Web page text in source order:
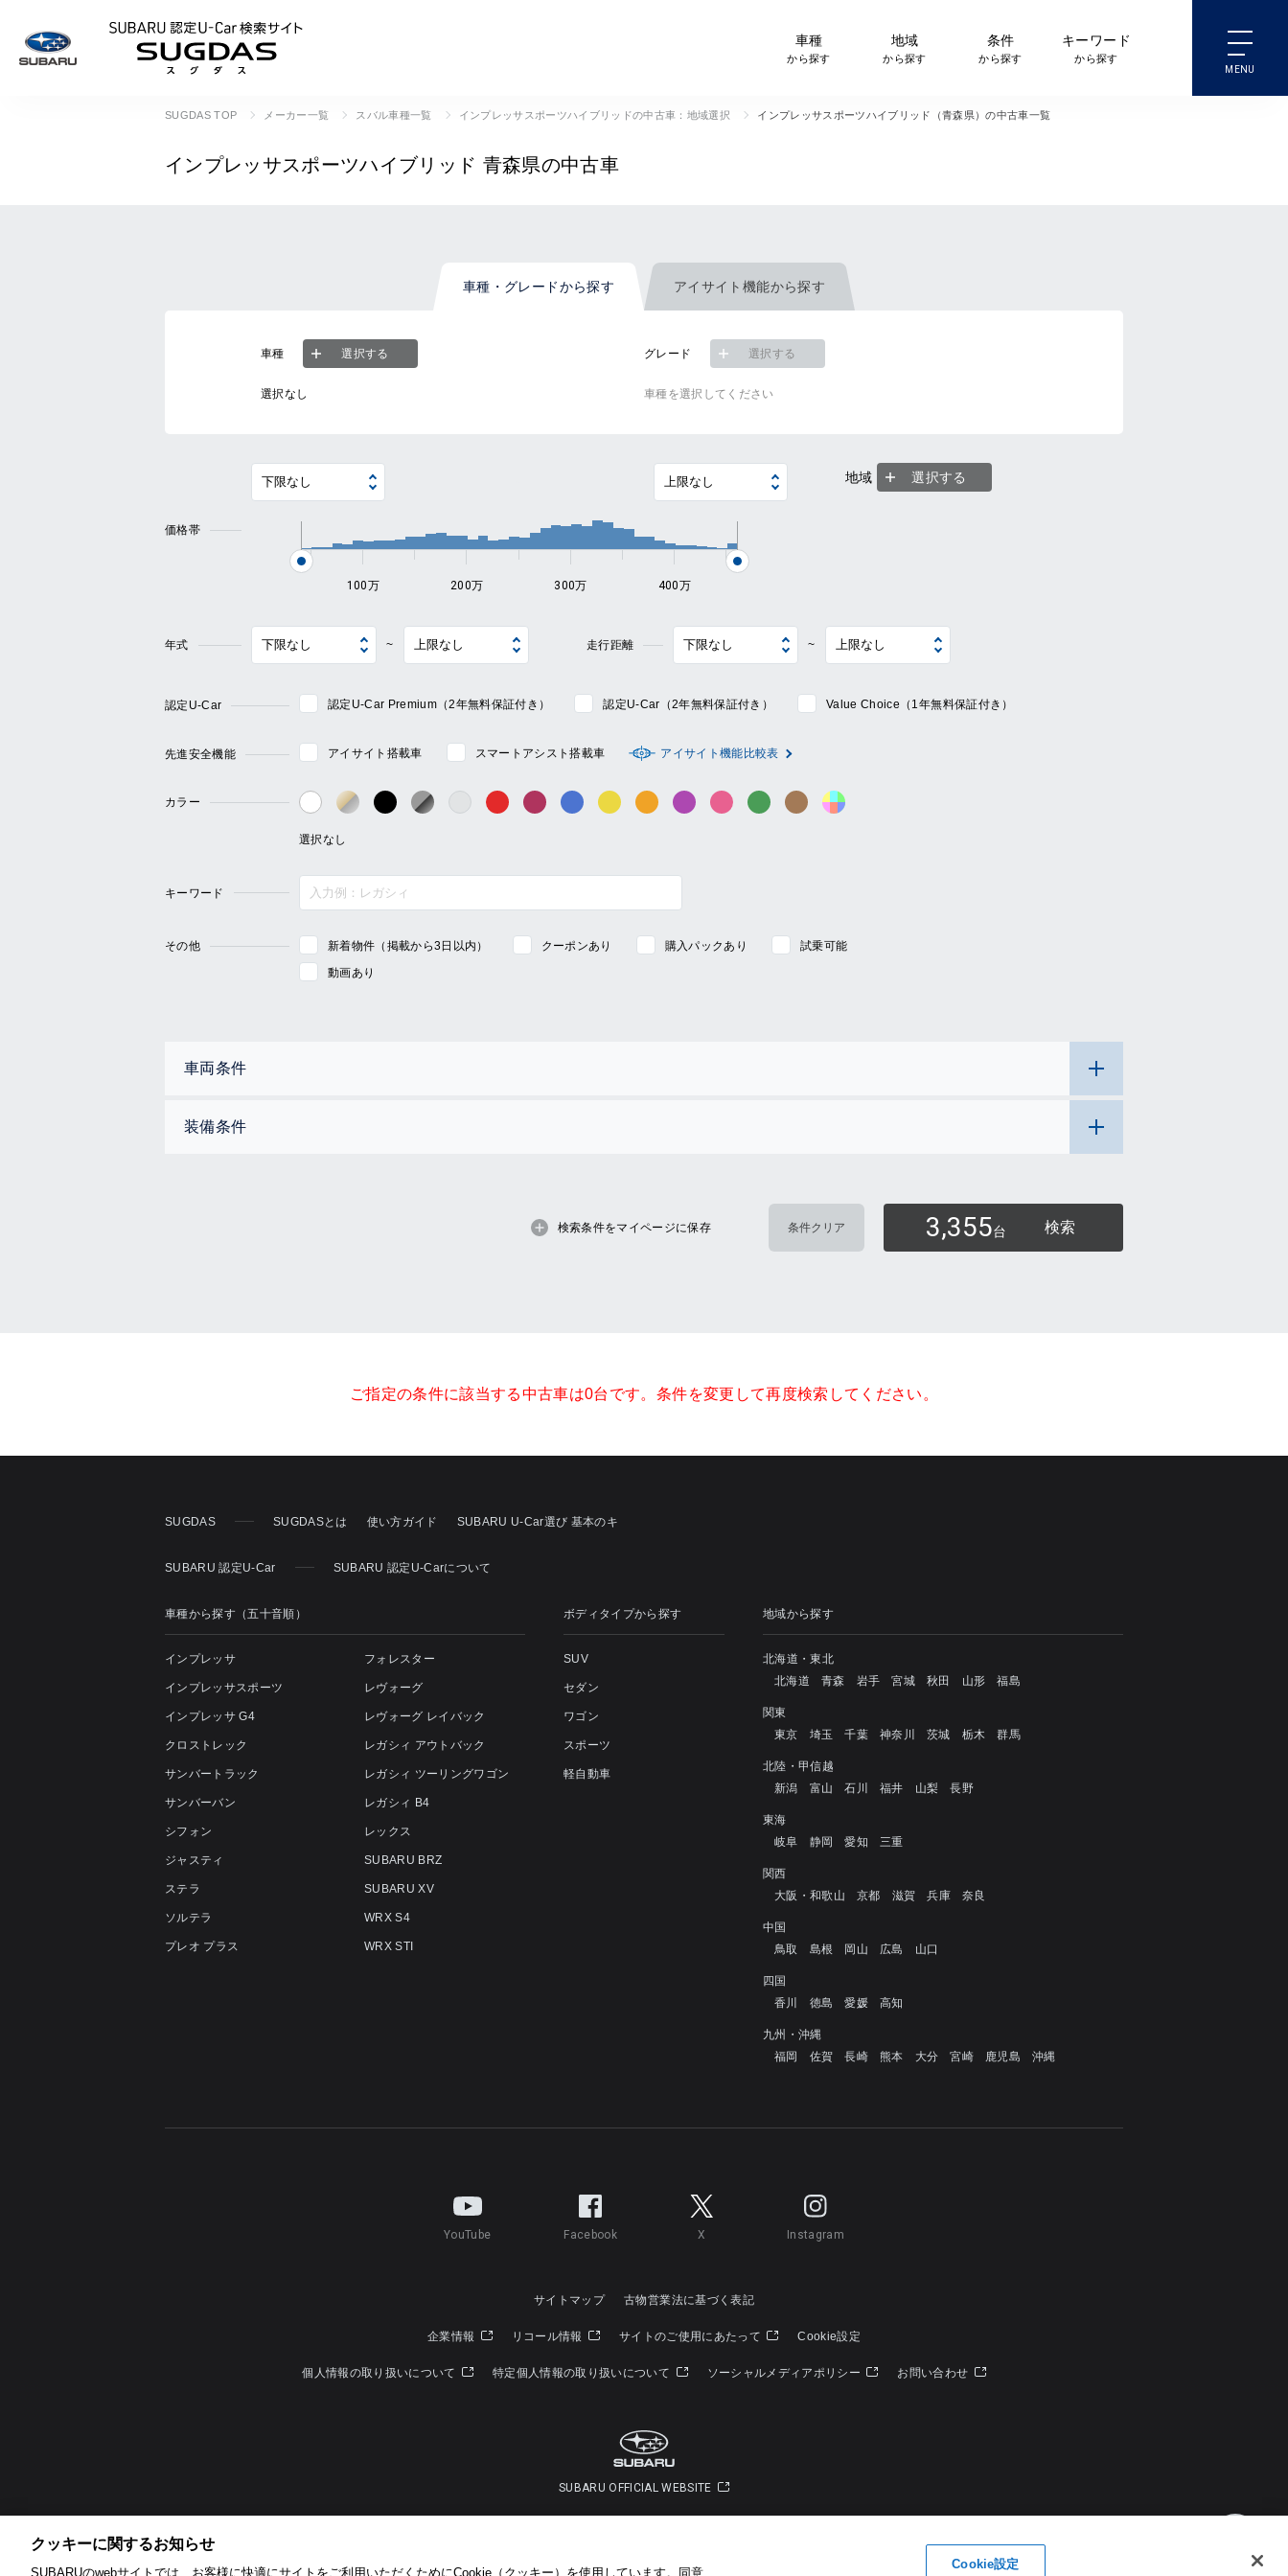
車種
から探す
地域
から探す
条件
から探す
キーワード
から探す
SUGDAS TOP メーカー一覧 スバル車種一覧 インプレッサスポーツハイブリッドの中古車：地域選択 インプレッサスポーツハイブリッド（青森県）の中古車一覧
インプレッサスポーツハイブリッド 青森県の中古車
車種・グレードから探す アイサイト機能から探す
車種 選択する グレード 選択する
価格帯
100万 200万 300万 400万
地域 選択する
年式 ~ 走行距離 ~
認定U-Car 認定U-Car Premium（2年無料保証付き） 認定U-Car（2年無料保証付き） Value Choice（1年無料保証付き）
先進安全機能 アイサイト搭載車 スマートアシスト搭載車 アイサイト機能比較表
カラー ホワイト系ゴールド・シルバー系
ブラック系ガンメタ系グレー系 レッド系 ワイン系 ブルー系 イエロー系オレンジ系パープル系ピンク系 グリーン系ブラウン系
キーワード
その他 新着物件（掲載から3日以内） クーポンあり 購入パックあり
試乗可能
動画あり
車両条件
装備条件
検索条件をマイページに保存 3,355台 検索
ご指定の条件に該当する中古車は0台です。条件を変更して再度検索してください。
SUGDAS SUGDASとは 使い方ガイド SUBARU U-Car選び 基本のキ
SUBARU 認定U-Car SUBARU 認定U-Carについて
車種から探す（五十音順）
インプレッサ
インプレッサスポーツ
インプレッサ G4
クロストレック
サンバートラック
サンバーバン
シフォン
ジャスティ
ステラ
ソルテラ
プレオ プラス
フォレスター
レヴォーグ
レヴォーグ レイバック
レガシィ アウトバック
レガシィ ツーリングワゴン
レガシィ B4
レックス
SUBARU BRZ
SUBARU XV
WRX S4
WRX STI
ボディタイプから探す
SUV
セダン
ワゴン
スポーツ
軽自動車
地域から探す
北海道・東北
北海道
青森 岩手 宮城 秋田 山形 福島
関東
東京
埼玉 千葉 神奈川 茨城 栃木 群馬
北陸・甲信越
新潟
富山 石川 福井 山梨 長野
東海
岐阜
静岡 愛知 三重
関西
大阪・和歌山
京都 滋賀 兵庫 奈良
中国
鳥取
島根 岡山 広島 山口
四国
香川
徳島 愛媛 高知
九州・沖縄
福岡
佐賀 長崎 熊本 大分 宮崎 鹿児島 沖縄
YouTube Facebook X Instagram
サイトマップ 古物営業法に基づく表記
企業情報 リコール情報 サイトのご使用にあたって Cookie設定
個人情報の取り扱いについて 特定個人情報の取り扱いについて ソーシャルメディアポリシー お問い合わせ
SUBARU OFFICIAL WEBSITE
クッキーに関するお知らせ​
SUBARUのwebサイトでは、お客様に快適にサイトをご利用いただくためにCookie（クッキー）を使用しています。​ 同意
Cookie設定